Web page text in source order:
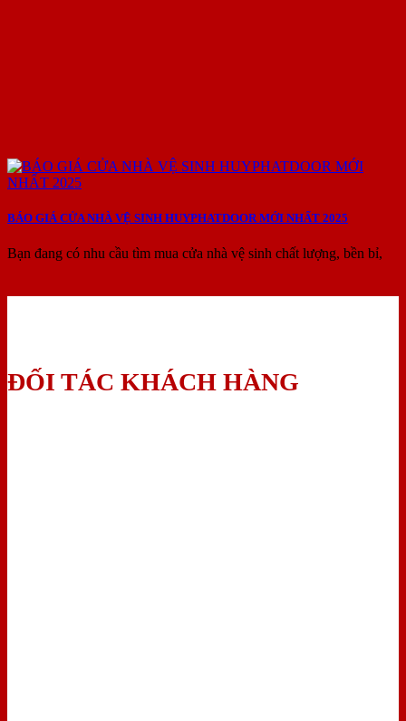
BÁO GIÁ CỬA NHÀ VỆ SINH HUYPHATDOOR MỚI NHẤT 2025
Bạn đang có nhu cầu tìm mua cửa nhà vệ sinh chất lượng, bền bỉ,
ĐỐI TÁC KHÁCH HÀNG